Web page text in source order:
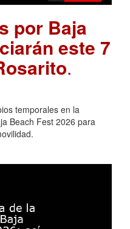
por Baja
este 7
.
temporales en la
Beach Fest 2026 para